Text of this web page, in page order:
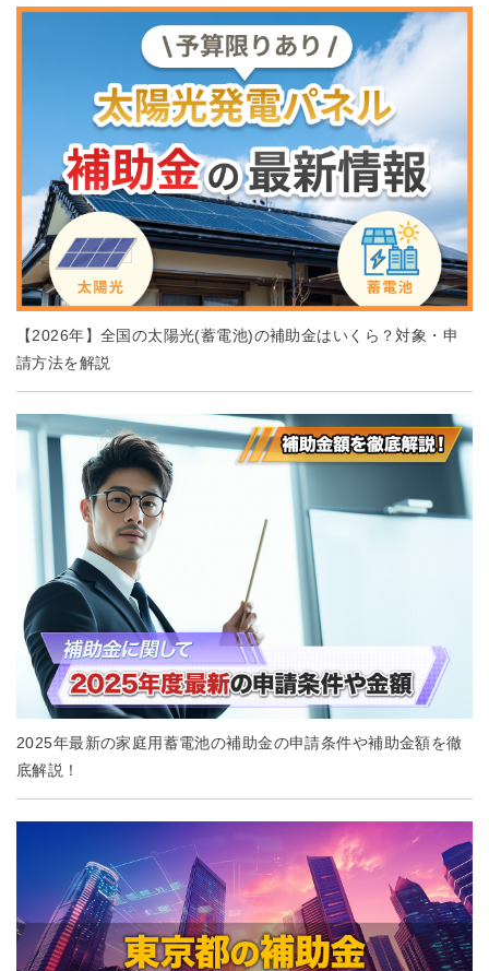
【2026年】全国の太陽光(蓄電池)の補助金はいくら？対象・申
請方法を解説
2025年最新の家庭用蓄電池の補助金の申請条件や補助金額を徹
底解説！